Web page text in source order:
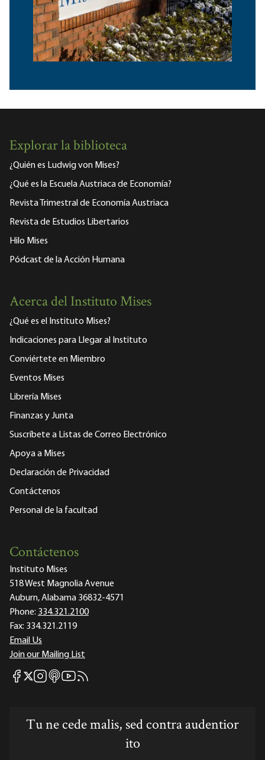
Explorar la biblioteca
¿Quién es Ludwig von Mises?
¿Qué es la Escuela Austriaca de Economía?
Revista Trimestral de Economía Austriaca
Revista de Estudios Libertarios
Hilo Mises
Pódcast de la Acción Humana
Acerca del Instituto Mises
¿Qué es el Instituto Mises?
Indicaciones para Llegar al Instituto
Conviértete en Miembro
Eventos Mises
Librería Mises
Finanzas y Junta
Suscríbete a Listas de Correo Electrónico
Apoya a Mises
Declaración de Privacidad
Contáctenos
Personal de la facultad
Contáctenos
Instituto Mises
518 West Magnolia Avenue
Auburn, Alabama 36832-4571
Phone: 334.321.2100
Fax: 334.321.2119
Email Us
Join our Mailing List
Mises Facebook
Mises X
Mises Instagram
Mises itunes
Mises Youtube
Mises RSS feed
Tu ne cede malis, sed contra audentior
ito